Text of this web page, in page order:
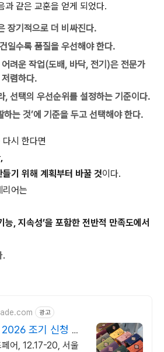
과 같은 교훈을 얻게 되었다.
장기적으로 더 비싸진다.
일수록 품질을 우선해야 한다.
려운 작업(도배, 바닥, 전기)은 전문가
렴하다.
, 선택의 우선순위를 설정하는 기준이다.
하는 것’에 기준을 두고 선택해야 한다.
시 한다면
기 위해 계획부터 바꿀 것이다.
리어는
능, 지속성’을 포함한 전반적 만족도에서
.
광고
조기 신청 기
어, 12.17-20, 서울